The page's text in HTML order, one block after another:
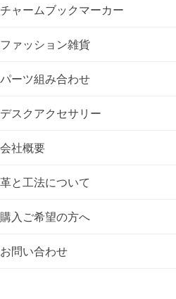
ン
チャームブックマーカー
ファッション雑貨
パーツ組み合わせ
デスクアクセサリー
会社概要
革と工法について
購入ご希望の方へ
お問い合わせ